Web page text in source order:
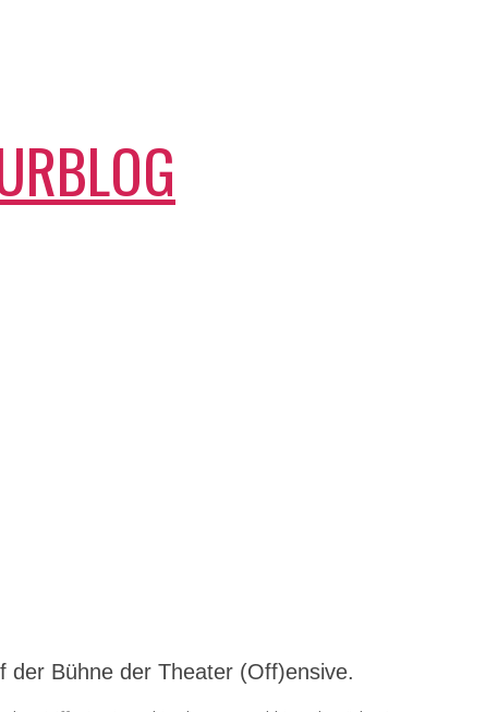
der Bühne der Theater (Off)ensive.